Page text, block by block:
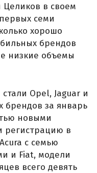
Целиков в своем
семи
хорошо
брендов
низкие объемы
Opel, Jaguar и
брендов за январь
новыми
в
с семью
и Fiat, модели
всего девять